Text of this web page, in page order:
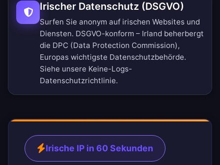
Irischer Datenschutz (DSGVO)
Surfen Sie anonym auf irischen Websites und
Diensten. DSGVO-konform – Irland beherbergt
die DPC (Data Protection Commission),
Europas wichtigste Datenschutzbehörde.
Siehe unsere Keine-Logs-
Datenschutzrichtlinie.
Irische IP in 60 Sekunden